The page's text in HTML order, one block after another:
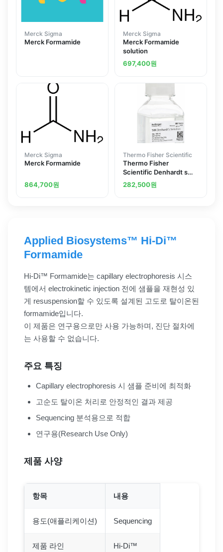
Merck Sigma
Merck Formamide
Merck Sigma
Merck Formamide
solution
697,400원
Merck Sigma
Merck Formamide
864,700원
Thermo Fisher Scientific
Thermo Fisher
Scientific Denhardt s
Solution 50X
282,500원
Applied Biosystems™ Hi-Di™
Formamide
Hi-Di™ Formamide는 capillary electrophoresis 시스
템에서 electrokinetic injection 전에 샘플을 재현성 있
게 resuspension할 수 있도록 설계된 고도로 탈이온된
formamide입니다.
이 제품은 연구용으로만 사용 가능하며, 진단 절차에
는 사용할 수 없습니다.
주요 특징
Capillary electrophoresis 시 샘플 준비에 최적화
고순도 탈이온 처리로 안정적인 결과 제공
Sequencing 분석용으로 적합
연구용(Research Use Only)
제품 사양
항목 내용
용도(애플리케이션) Sequencing
제품 라인 Hi-Di™